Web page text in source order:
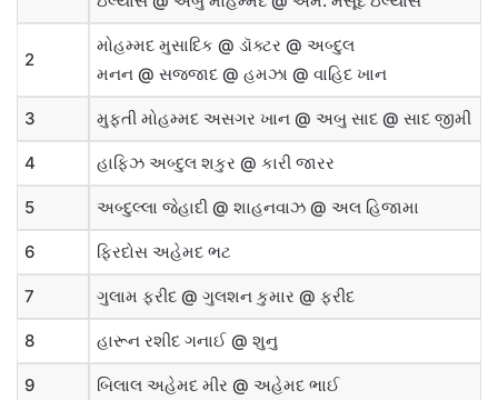
2
મોહમ્મદ મુસાદિક @ ડૉક્ટર @ અબ્દુલ
મનન @ સજ્જાદ @ હમઝા @ વાહિદ ખાન
3 મુફ્તી મોહમ્મદ અસગર ખાન @ અબુ સાદ @ સાદ જીમી
4 હાફિઝ અબ્દુલ શકુર @ કારી જારર
5 અબ્દુલ્લા જેહાદી @ શાહનવાઝ @ અલ હિજામા
6 ફિરદોસ અહેમદ ભટ
7 ગુલામ ફરીદ @ ગુલશન કુમાર @ ફરીદ
8 હારૂન રશીદ ગનાઈ @ શુનુ
9 બિલાલ અહેમદ મીર @ અહેમદ ભાઈ